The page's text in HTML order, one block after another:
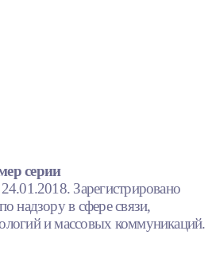
серии
Зарегистрировано
надзору в сфере связи,
и массовых коммуникаций.